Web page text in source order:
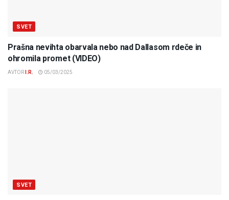
SVET
Prašna nevihta obarvala nebo nad Dallasom rdeče in
ohromila promet (VIDEO)
AVTOR I.R. 05/03/2025
SVET